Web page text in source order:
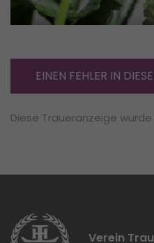
EINEN FEHLER IN
Diese Traueranzeige
Verein